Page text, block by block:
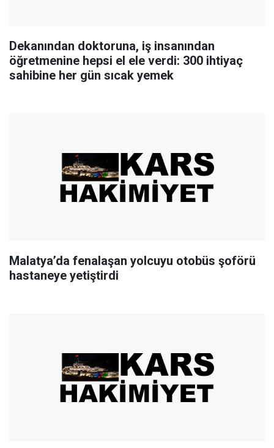
Dekanından doktoruna, iş insanından
öğretmenine hepsi el ele verdi: 300 ihtiyaç
sahibine her gün sıcak yemek
Malatya’da fenalaşan yolcuyu otobüs şoförü
hastaneye yetiştirdi